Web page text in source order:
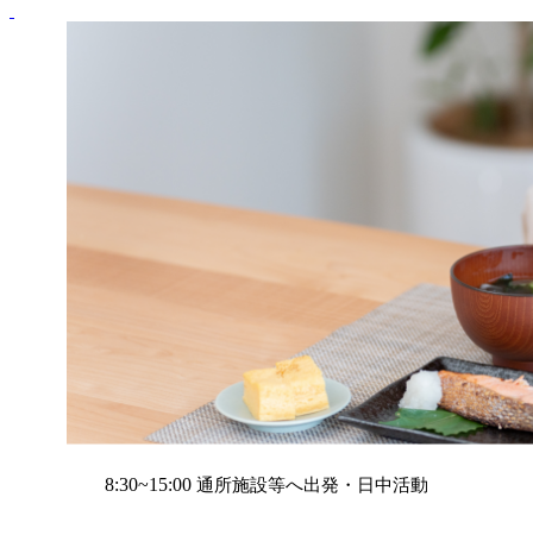
8:30~15:00 通所施設等へ出発・日中活動